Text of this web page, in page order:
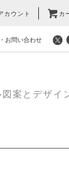
カウント カ
・お問い合わせ
案とデザイ